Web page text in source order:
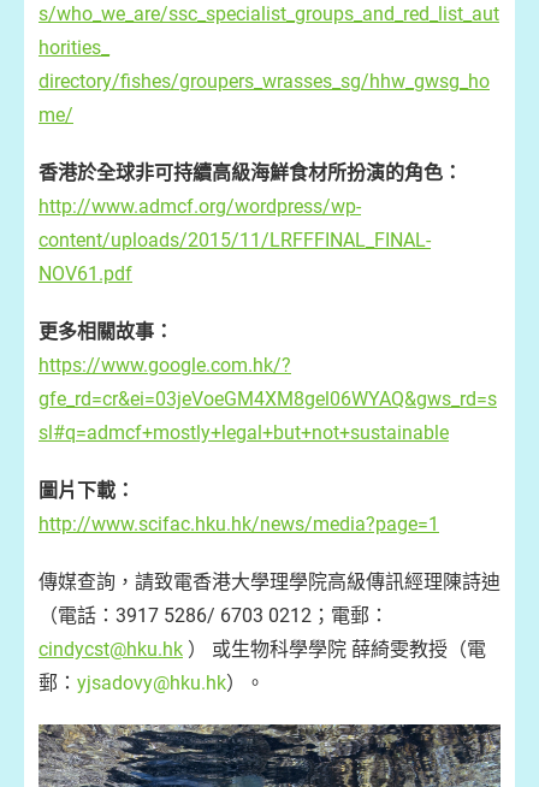
s/who_we_are/ssc_specialist_groups_and_red_list_aut
horities_
directory/fishes/groupers_wrasses_sg/hhw_gwsg_ho
me/
香港於全球非可持續高級海鮮食材所扮演的角色：
http://www.admcf.org/wordpress/wp-
content/uploads/2015/11/LRFFFINAL_FINAL-
NOV61.pdf
更多相關故事：
https://www.google.com.hk/?
gfe_rd=cr&ei=03jeVoeGM4XM8gel06WYAQ&gws_rd=s
sl#q=admcf+mostly+legal+but+not+sustainable
圖片下載：
http://www.scifac.hku.hk/news/media?page=1
傳媒查詢，請致電香港大學理學院高級傳訊經理陳詩迪
（電話：3917 5286/ 6703 0212；電郵：
cindycst@hku.hk ） 或生物科學學院 薛綺雯教授（電
郵： yjsadovy@hku.hk）。